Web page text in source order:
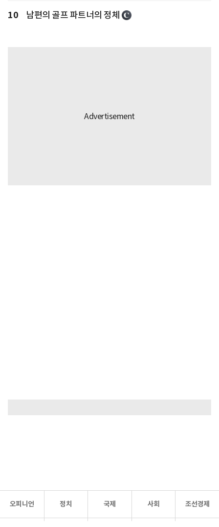
10 남편의 골프 파트너의 정체
오피니언 정치 국제 사회 조선경제